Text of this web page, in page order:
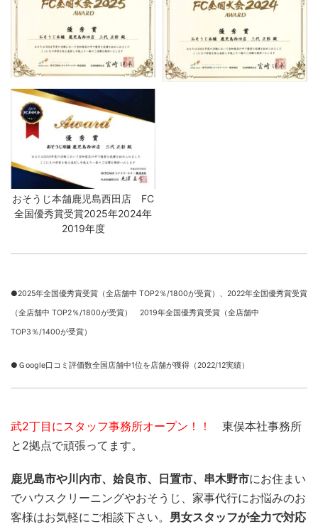
おそうじ本舗鹿児島西田店 FC
全国優秀賞受賞2025年2024年
2019年度
●2025年全国優秀賞受賞（全店舗中 TOP2％/1800が受賞）、 2022年全国優秀賞受賞
（全店舗中 TOP2％/1800が受賞） 2019年全国優秀賞受賞（全店舗中
TOP3％/1400が受賞）
●Ｇoogle口コミ評価数全国店舗中1位を店舗が獲得（2022/12実績）
武2丁目にスタッフ事務所オープン！！
東俣本社事務所
と2拠点で頑張ってます。
鹿児島市や川内市、姶良市、日置市、串木野市にお住まい
でハウスクリーニングやおそうじ、家事代行にお悩みのお
客様はお気軽にご相談下さい。 男女スタッフが全力で対応